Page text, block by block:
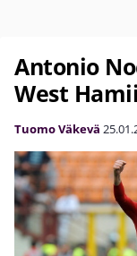
Antonio
West
Tuomo Väkevä